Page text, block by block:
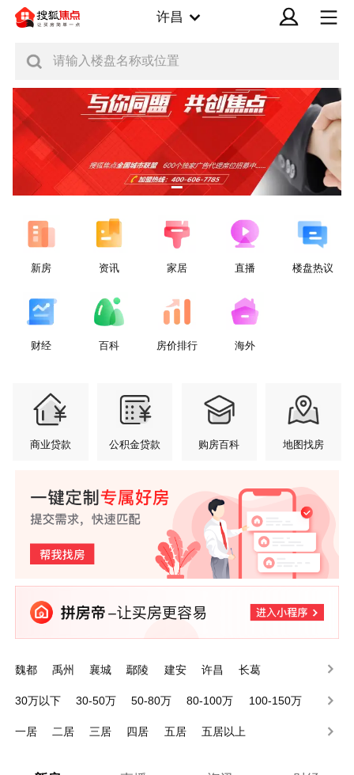
许昌
请输入楼盘名称或位置
新房 资讯 家居 直播 楼盘热议
财经 百科 房价排行 海外
商业贷款 公积金贷款 购房百科 地图找房
魏都 禹州 襄城 鄢陵 建安 许昌 长葛
30万以下 30-50万 50-80万 80-100万
100-150万
一居
二居 三居 四居 五居 五居以上